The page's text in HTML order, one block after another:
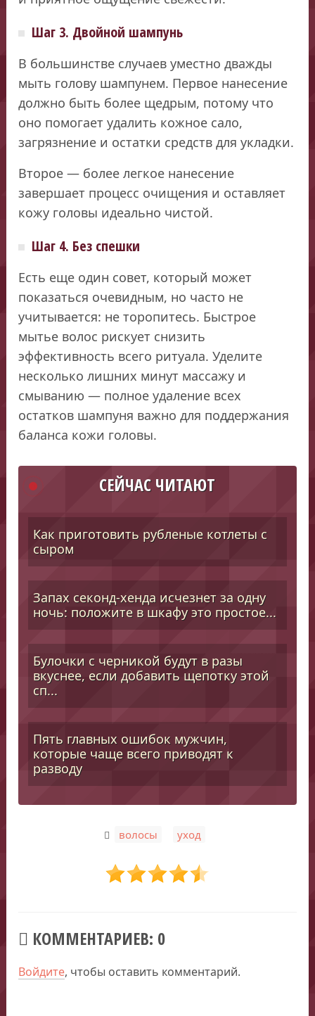
Шаг 3. Двойной шампунь
В большинстве случаев уместно дважды
мыть голову шампунем. Первое нанесение
должно быть более щедрым, потому что
оно помогает удалить кожное сало,
загрязнение и остатки средств для укладки.
Второе — более легкое нанесение
завершает процесс очищения и оставляет
кожу головы идеально чистой.
Шаг 4. Без спешки
Есть еще один совет, который может
показаться очевидным, но часто не
учитывается: не торопитесь. Быстрое
мытье волос рискует снизить
эффективность всего ритуала. Уделите
несколько лишних минут массажу и
смыванию — полное удаление всех
остатков шампуня важно для поддержания
баланса кожи головы.
СЕЙЧАС ЧИТАЮТ
Как приготовить рубленые котлеты с
сыром
Запах секонд-хенда исчезнет за одну
ночь: положите в шкафу это простое...
Булочки с черникой будут в разы
вкуснее, если добавить щепотку этой
сп...
Пять главных ошибок мужчин,
которые чаще всего приводят к
разводу
волосы уход
КОММЕНТАРИЕВ: 0
Войдите, чтобы оставить комментарий.